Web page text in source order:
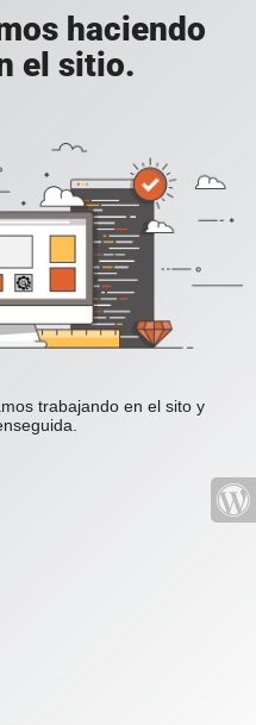
haciendo
el sitio.
trabajando en el sito y